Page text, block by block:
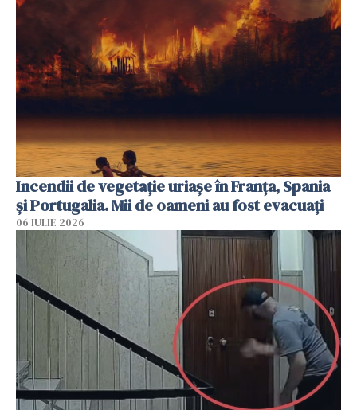
Incendii de vegetație uriașe în Franța, Spania
și Portugalia. Mii de oameni au fost evacuați
06 IULIE 2026